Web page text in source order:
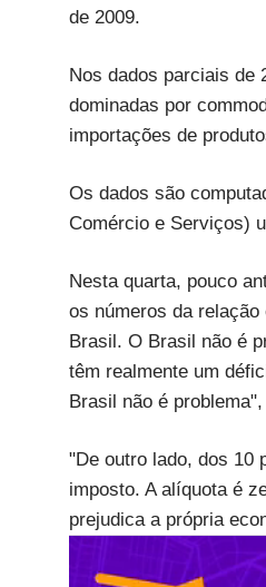
de 2009.
Nos dados parciais de
dominadas por
importações de
Os dados são
Comércio e Serviços)
Nesta quarta, pouco
os números da
Brasil. O Brasil não é
têm realmente um
Brasil não é
"De outro lado, dos 10
imposto. A alíquota é
prejudica a própria